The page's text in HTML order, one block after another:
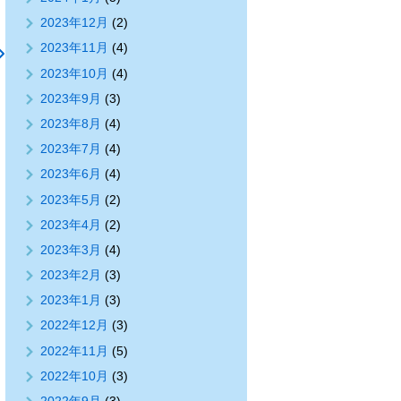
2023年12月 (2)
2023年11月 (4)
2023年10月 (4)
2023年9月 (3)
2023年8月 (4)
2023年7月 (4)
2023年6月 (4)
2023年5月 (2)
2023年4月 (2)
2023年3月 (4)
2023年2月 (3)
2023年1月 (3)
2022年12月 (3)
2022年11月 (5)
2022年10月 (3)